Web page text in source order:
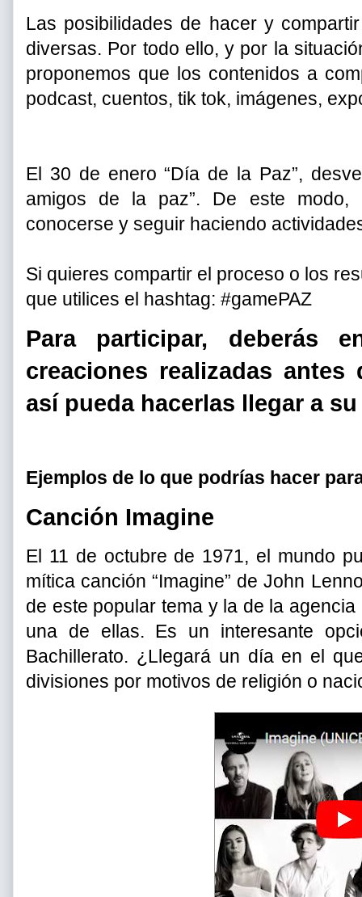
Las posibilidades de hacer y
diversas. Por todo ello, y por la
proponemos que los contenidos a
podcast, cuentos, tik tok, imágenes,
El 30 de enero “Día de la Paz”,
amigos de la paz”. De este modo,
conocerse y seguir haciendo
Si quieres compartir el proceso o los
que utilices el hashtag: #gamePAZ
Para participar, deberás
creaciones realizadas
así pueda hacerlas llegar a
Ejemplos de lo que podrías hacer
Canción Imagine
El 11 de octubre de 1971, el mundo
mítica canción “Imagine” de John
de este popular tema y la de la
una de ellas. Es un interesante
Bachillerato. ¿Llegará un día en el
divisiones por motivos de religión o